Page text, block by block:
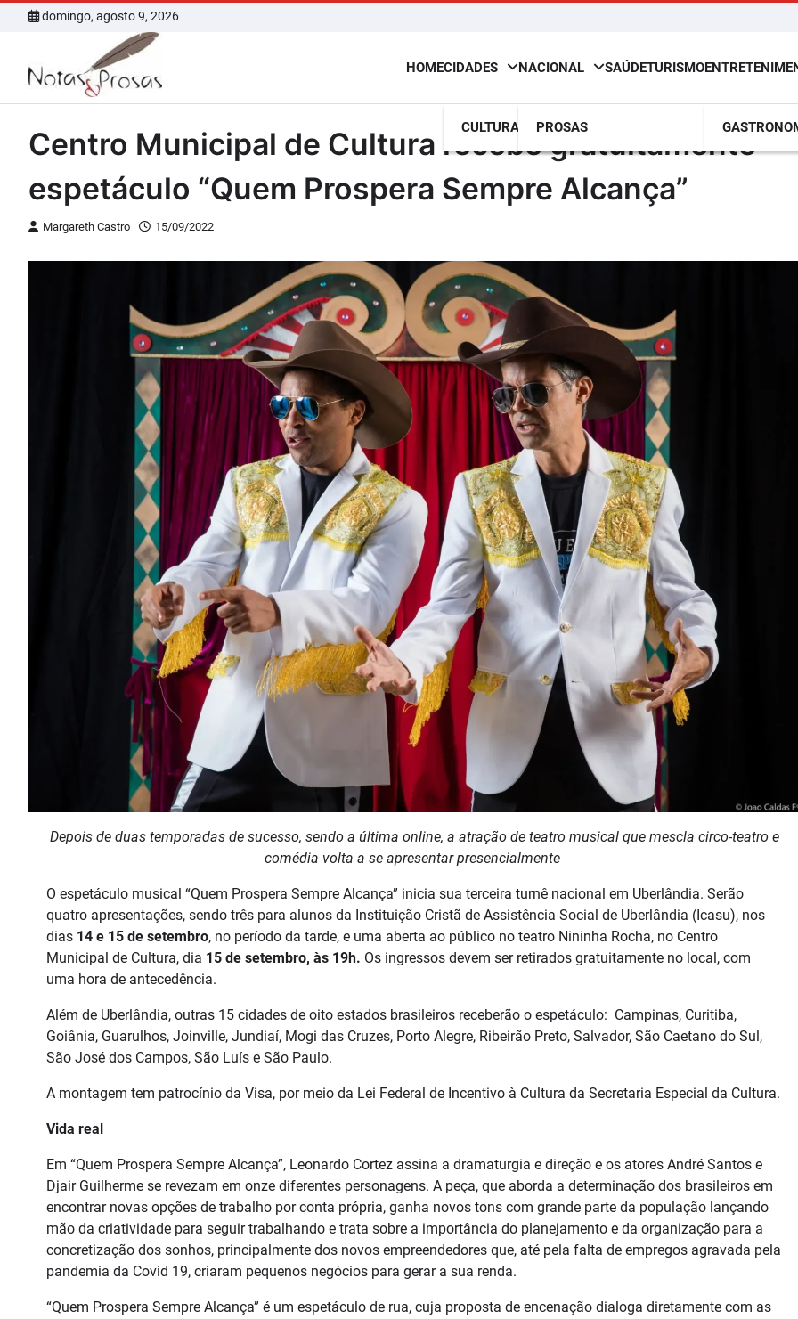
domingo, agosto 9, 2026
HOMECIDADES
CULTURA
NACIONAL
PROSAS
SAÚDETURISMO
Centro Municipal de Cultura recebe gratuitamente
espetáculo “Quem Prospera Sempre Alcança”
Margareth Castro 15/09/2022
Depois de duas temporadas de sucesso, sendo a última online, a atração de teatro musical que mescla circo-teatro e
comédia volta a se apresentar presencialmente
O espetáculo musical “Quem Prospera Sempre Alcança” inicia sua terceira turnê nacional em Uberlândia. Serão
quatro apresentações, sendo três para alunos da Instituição Cristã de Assistência Social de Uberlândia (Icasu), nos
dias 14 e 15 de setembro, no período da tarde, e uma aberta ao público no teatro Nininha Rocha, no Centro
Municipal de Cultura, dia 15 de setembro, às 19h. Os ingressos devem ser retirados gratuitamente no local, com
uma hora de antecedência.
Além de Uberlândia, outras 15 cidades de oito estados brasileiros receberão o espetáculo: Campinas, Curitiba,
Goiânia, Guarulhos, Joinville, Jundiaí, Mogi das Cruzes, Porto Alegre, Ribeirão Preto, Salvador, São Caetano do Sul,
São José dos Campos, São Luís e São Paulo.
A montagem tem patrocínio da Visa, por meio da Lei Federal de Incentivo à Cultura da Secretaria Especial da Cultura.
Vida real
Em “Quem Prospera Sempre Alcança”, Leonardo Cortez assina a dramaturgia e direção e os atores André Santos e
Djair Guilherme se revezam em onze diferentes personagens. A peça, que aborda a determinação dos brasileiros em
encontrar novas opções de trabalho por conta própria, ganha novos tons com grande parte da população lançando
mão da criatividade para seguir trabalhando e trata sobre a importância do planejamento e da organização para a
concretização dos sonhos, principalmente dos novos empreendedores que, até pela falta de empregos agravada pela
pandemia da Covid 19, criaram pequenos negócios para gerar a sua renda.
“Quem Prospera Sempre Alcança” é um espetáculo de rua, cuja proposta de encenação dialoga diretamente com as